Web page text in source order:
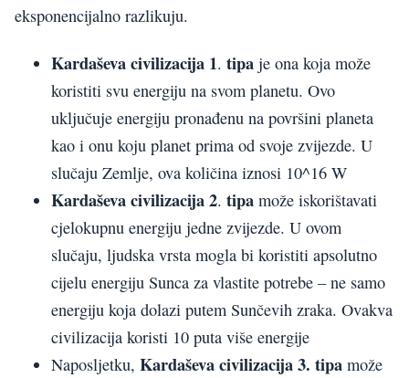
eksponencijalno razlikuju.
Kardaševa civilizacija 1. tipa je ona koja može
koristiti svu energiju na svom planetu. Ovo
uključuje energiju pronađenu na površini planeta
kao i onu koju planet prima od svoje zvijezde. U
slučaju Zemlje, ova količina iznosi 10^16 W
Kardaševa civilizacija 2. tipa može iskorištavati
cjelokupnu energiju jedne zvijezde. U ovom
slučaju, ljudska vrsta mogla bi koristiti apsolutno
cijelu energiju Sunca za vlastite potrebe – ne samo
energiju koja dolazi putem Sunčevih zraka. Ovakva
civilizacija koristi 10 puta više energije
Naposljetku, Kardaševacivilizacija 3. tipa može